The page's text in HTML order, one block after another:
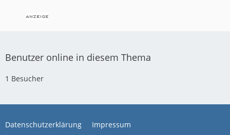
Benutzer online in diesem Thema
1 Besucher
Datenschutzerklärung Impressum